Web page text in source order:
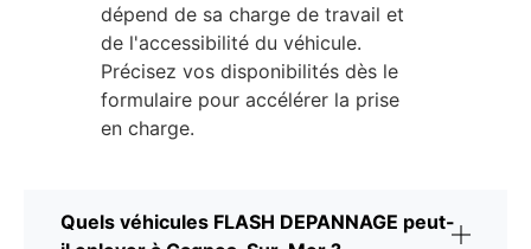
dépend de sa charge de travail et
de l'accessibilité du véhicule.
Précisez vos disponibilités dès le
formulaire pour accélérer la prise
en charge.
Quels véhicules FLASH DEPANNAGE peut-